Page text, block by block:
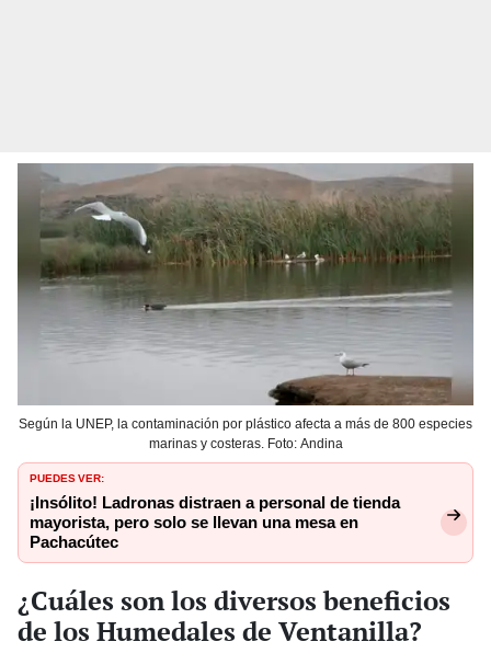
Según la UNEP, la contaminación por plástico afecta a más de 800 especies
marinas y costeras. Foto: Andina
PUEDES VER:
¡Insólito! Ladronas distraen a personal de tienda
mayorista, pero solo se llevan una mesa en
Pachacútec
¿Cuáles son los diversos beneficios
de los Humedales de Ventanilla?